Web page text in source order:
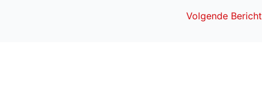
Volgende Bericht